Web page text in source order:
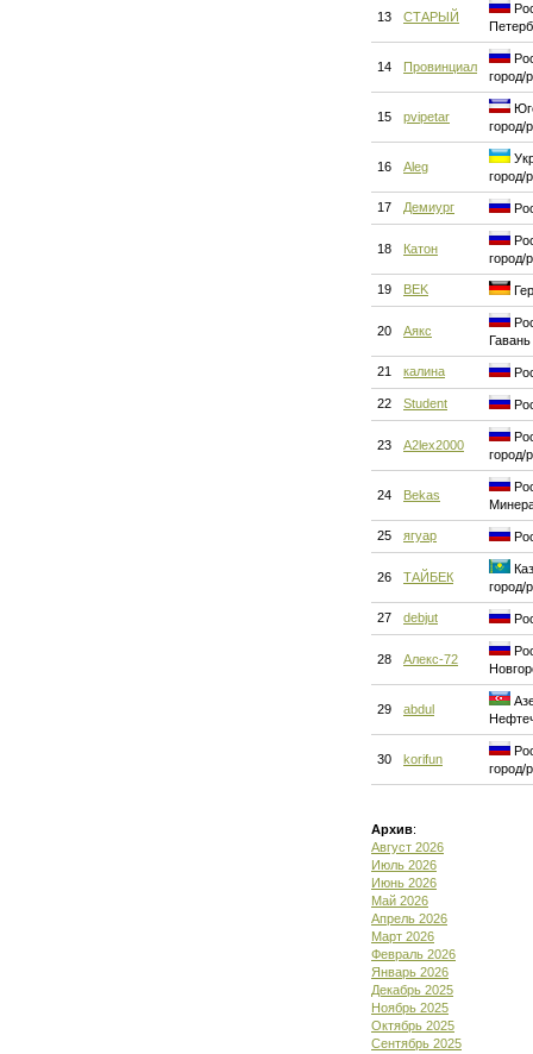
13 СТАРЫЙ
14 Провинциал
город/
15 pvipetar
город/
16 Aleg
город/
17 Демиург
18 Катон
город/
19 BEK
20 Аякс
Гавань
21 калина
22 Student
23 A2lex2000
город/
24 Bekas
25 ягуар
26 ТАЙБЕК
город/
27 debjut
28 Алекс-72
29 abdul
30 korifun
город/
Архив:
Август 2026
Июль 2026
Июнь 2026
Май 2026
Апрель 2026
Март 2026
Февраль 2026
Январь 2026
Декабрь 2025
Ноябрь 2025
Октябрь 2025
Сентябрь 2025